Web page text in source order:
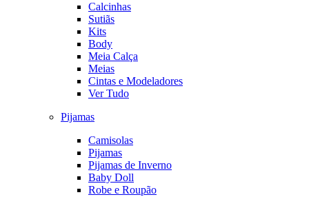
Calcinhas
Sutiãs
Kits
Body
Meia Calça
Meias
Cintas e Modeladores
Ver Tudo
Pijamas
Camisolas
Pijamas
Pijamas de Inverno
Baby Doll
Robe e Roupão